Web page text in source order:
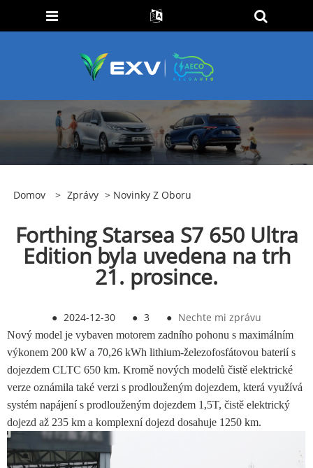
Domov > Zprávy > Novinky Z Oboru
Forthing Starsea S7 650 Ultra
Edition byla uvedena na trh
21. prosince.
● 2024-12-30 ● 3 ● Nechte mi zprávu
Nový model je vybaven motorem zadního pohonu s maximálním
výkonem 200 kW a 70,26 kWh lithium-železofosfátovou baterií s
dojezdem CLTC 650 km. Kromě nových modelů čistě elektrické
verze oznámila také verzi s prodlouženým dojezdem, která využívá
systém napájení s prodlouženým dojezdem 1,5T, čistě elektrický
dojezd až 235 km a komplexní dojezd dosahuje 1250 km.